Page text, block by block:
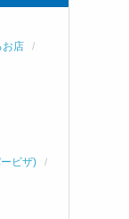
お店
ビザ)